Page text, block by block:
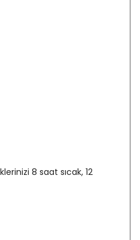
8 saat sıcak, 12